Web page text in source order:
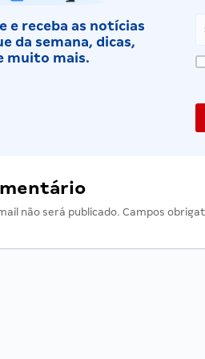
e receba as notícias
da semana, dicas,
muito mais.
não será publicado. Campos